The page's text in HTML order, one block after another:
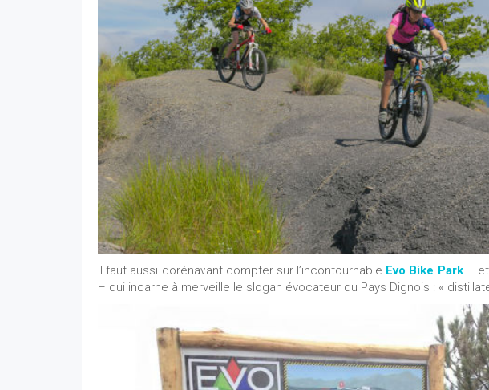
Il faut aussi dorénavant compter sur l’incontournable Evo Bike Park– et
– qui incarne à merveille le slogan évocateur du Pays Dignois : «